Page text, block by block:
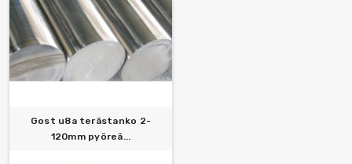
Gost u8a terästanko 2-
120mm pyöreä...